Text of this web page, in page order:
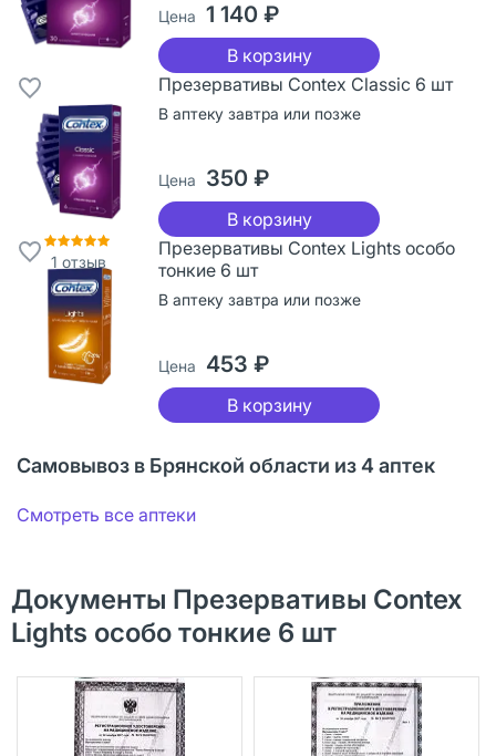
Цена 1 140 ₽
В корзину
1 отзыв
Презервативы Contex Classic 6 шт
В аптеку завтра или позже
Цена 350 ₽
В корзину
Презервативы Contex Lights особо
тонкие 6 шт
В аптеку завтра или позже
Цена 453 ₽
В корзину
Самовывоз в Брянской области из 4 аптек
Смотреть все аптеки
Документы Презервативы Contex
Lights особо тонкие 6 шт